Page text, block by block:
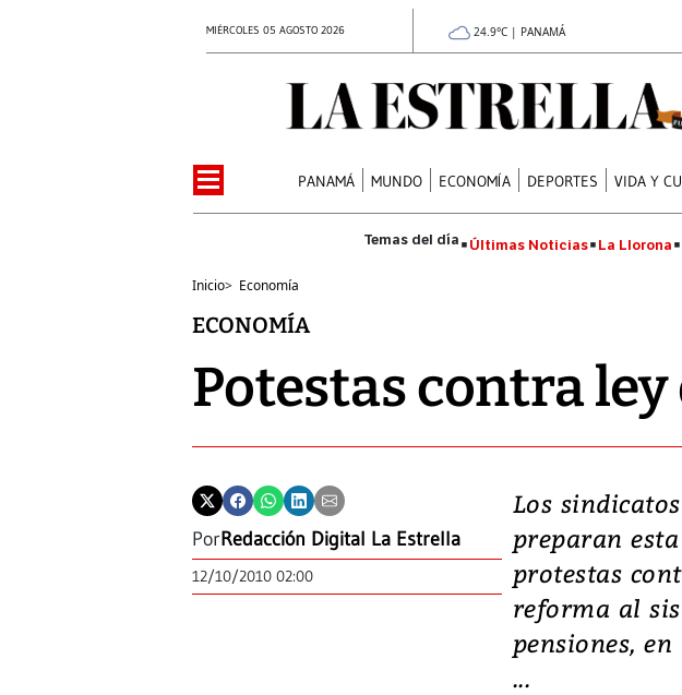
MIÉRCOLES 05 AGOSTO 2026 24.9°C | PANAMÁ
PANAMÁ MUNDO ECONOMÍA DEPORTES VIDA Y
Últimas Noticias La Llorona
Inicio> Economía
ECONOMÍA
Potestas contra
PorRedacción Digital La Estrella
12/10/2010 02:00
Los
preparan
protestas
reforma al
pensiones,
...